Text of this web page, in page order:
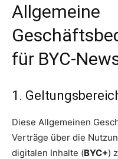
Allgemeine
für BYC-
1.
Diese Allgemeinen
Verträge über die
digitalen Inhalte (BYC+)